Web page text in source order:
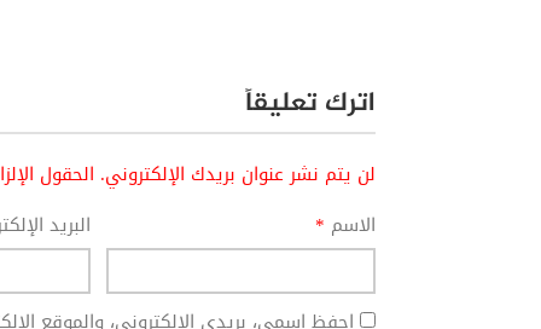
اترك تعليقاً
لن يتم نشر عنوان بريدك الإلكتروني. الحقول
الاسم * البريد
احفظ اسمي، بريدي الإلكتروني، والموقع